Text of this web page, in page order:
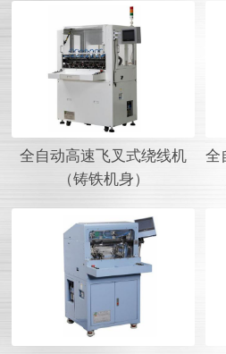
全自动高速飞叉式绕线机
（铸铁机身）
全